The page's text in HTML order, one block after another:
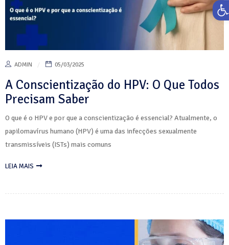
ADMIN 05/03/2025
A Conscientização do HPV: O Que Todos
Precisam Saber
O que é o HPV e por que a conscientização é essencial? Atualmente, o
papilomavírus humano (HPV) é uma das infecções sexualmente
transmissíveis (ISTs) mais comuns
LEIA MAIS